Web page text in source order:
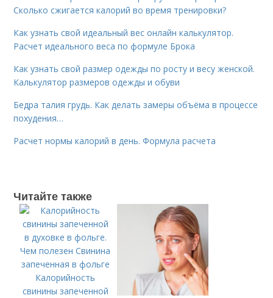
Сколько сжигается калорий во время тренировки?
Как узнать свой идеальный вес онлайн калькулятор.
Расчет идеального веса по формуле Брока
Как узнать свой размер одежды по росту и весу женской.
Калькулятор размеров одежды и обуви
Бедра талия грудь. Как делать замеры объёма в процессе
похудения…
Расчет нормы калорий в день. Формула расчета
Читайте также
Калорийность
свинины запеченной